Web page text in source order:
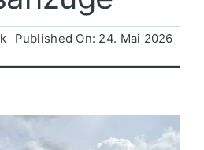
Published On: 24. Mai 2026